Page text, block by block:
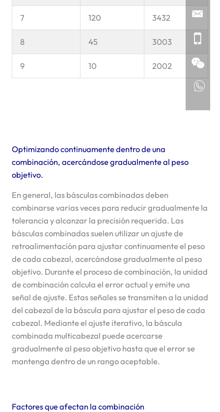
7 120 3432
8 45 3003
9 10 2002
Optimizando continuamente dentro de una
combinación, acercándose gradualmente al peso
objetivo.
En general, las básculas combinadas deben
combinarse varias veces para reducir gradualmente la
tolerancia y alcanzar la precisión requerida. Las
básculas combinadas suelen utilizar un ajuste de
retroalimentación para ajustar continuamente el peso
de cada cabezal, acercándose gradualmente al peso
objetivo. Durante el proceso de combinación, la unidad
de combinación calcula el error actual y emite una
señal de ajuste. Estas señales se transmiten a la unidad
del cabezal de la báscula para ajustar el peso de cada
cabezal. Mediante el ajuste iterativo, la báscula
combinada multicabezal puede acercarse
gradualmente al peso objetivo hasta que el error se
mantenga dentro de un rango aceptable.
Factores que afectan la combinación